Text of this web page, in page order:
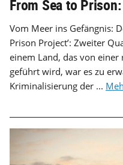
From Sea to
Vom Meer ins Gefängnis:
Prison Project’: Zweiter
einem Land, das von einer
geführt wird, war es zu
Kriminalisierung der ...